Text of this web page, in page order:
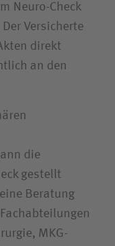
Neuro-Check
Versicherte
direkt
an den
die
gestellt
Beratung
MKG-